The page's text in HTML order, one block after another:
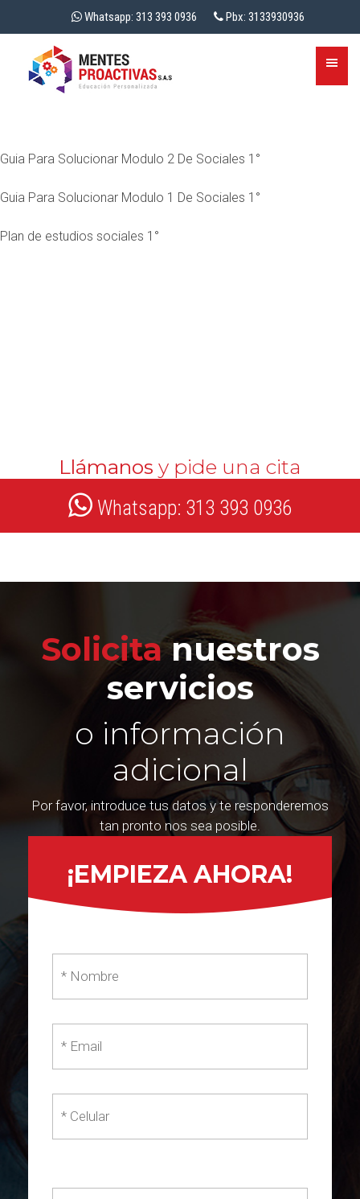
Whatsapp: 313 393 0936 Pbx: 3133930936
Guia Para Solucionar Modulo 2 De Sociales 1°
Guia Para Solucionar Modulo 1 De Sociales 1°
Plan de estudios sociales 1°
Llámanos y pide una cita
Whatsapp: 313 393 0936
Solicitanuestros
servicios
o información
adicional
Por favor, introduce tus datos y te responderemos
tan pronto nos sea posible.
¡EMPIEZA AHORA!